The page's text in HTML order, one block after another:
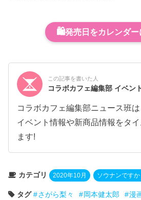
🛍️発売日をカレンダー
この記事を書いた人
コラボカフェ編集部 イベン
コラボカフェ編集部ニュース班
イベント情報や新商品情報をタ
ます!
カテゴリ 2020年10月 ソウナンですか
タグ さがら梨々 岡本健太郎 漫